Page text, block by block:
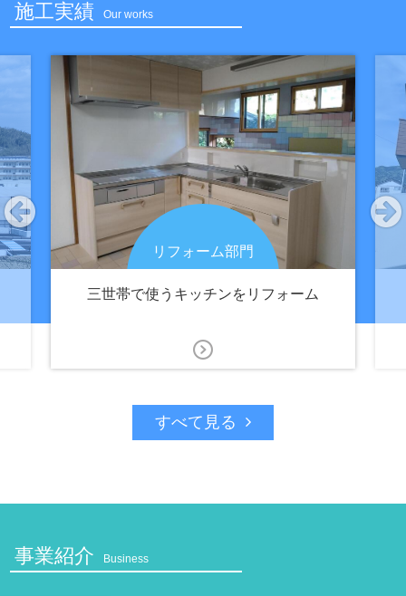
施工実績 Our works
リフォーム部門
三世帯で使うキッチンをリフォーム
すべて見る
事業紹介 Business